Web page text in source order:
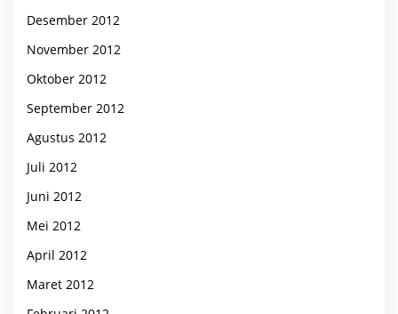
Desember 2012
November 2012
Oktober 2012
September 2012
Agustus 2012
Juli 2012
Juni 2012
Mei 2012
April 2012
Maret 2012